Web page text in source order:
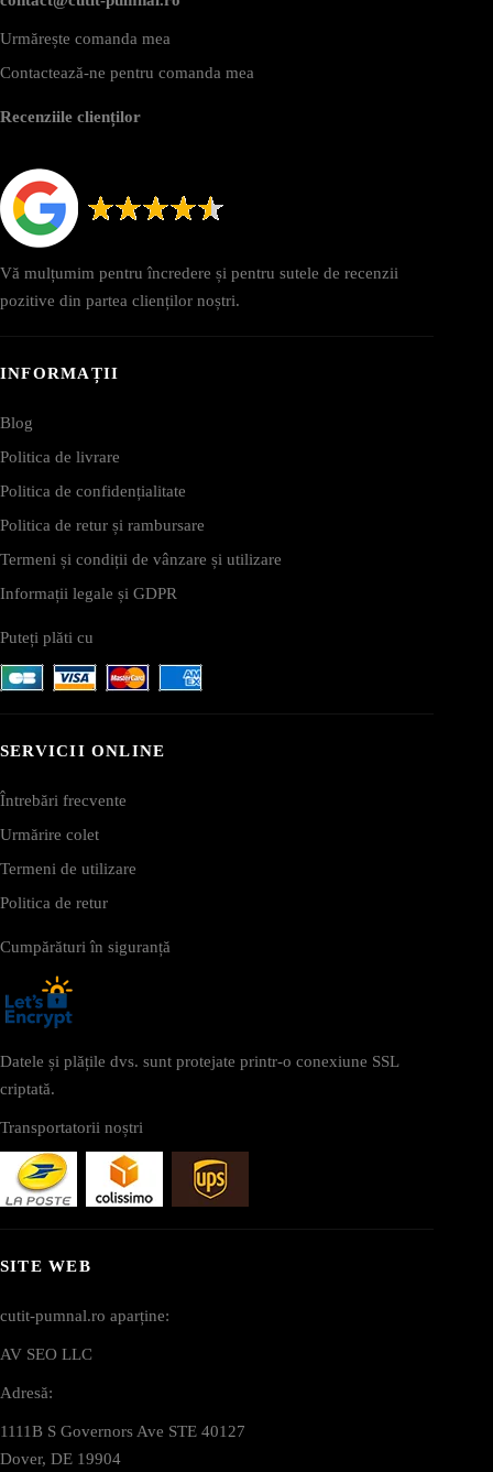
Urmărește comanda mea
Contactează-ne pentru comanda mea
Recenziile clienților
Vă mulțumim pentru încredere și pentru sutele de recenzii
pozitive din partea clienților noștri.
INFORMAȚII
Blog
Politica de livrare
Politica de confidențialitate
Politica de retur și rambursare
Termeni și condiții de vânzare și utilizare
Informații legale și GDPR
Puteți plăti cu
SERVICII ONLINE
Întrebări frecvente
Urmărire colet
Termeni de utilizare
Politica de retur
Cumpărături în siguranță
Datele și plățile dvs. sunt protejate printr-o conexiune SSL
criptată.
Transportatorii noștri
SITE WEB
cutit-pumnal.ro aparține:
AV SEO LLC
Adresă:
1111B S Governors Ave STE 40127
Dover, DE 19904